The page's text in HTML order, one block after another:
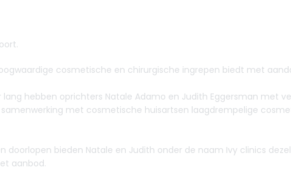
cosmetische en chirurgische ingrepen biedt met
hebben oprichters Natale Adamo en Judith Eggersman met
met cosmetische huisartsen laagdrempelige
doorlopen bieden Natale en Judith onder de naam Ivy clinics
aanbod.